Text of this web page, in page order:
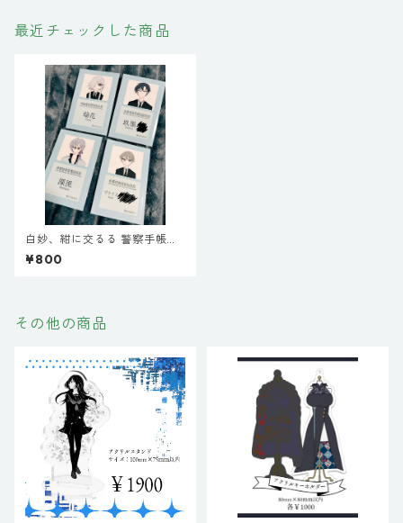
最近チェックした商品
白妙、紺に交るる 警察手帳風I
Cカードシールセット
¥800
その他の商品